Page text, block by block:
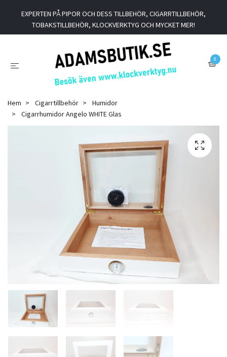
EXPERTEN PÅ PIPOR OCH DESS TILLBEHÖR, CIGARRTILLBEHÖR,
TOBAKSTILLBEHÖR, KLOCKVERKTYG OCH MYCKET MER!
0
Hem Cigarrtillbehör
Humidor
Cigarrhumidor Angelo WHITE Glas